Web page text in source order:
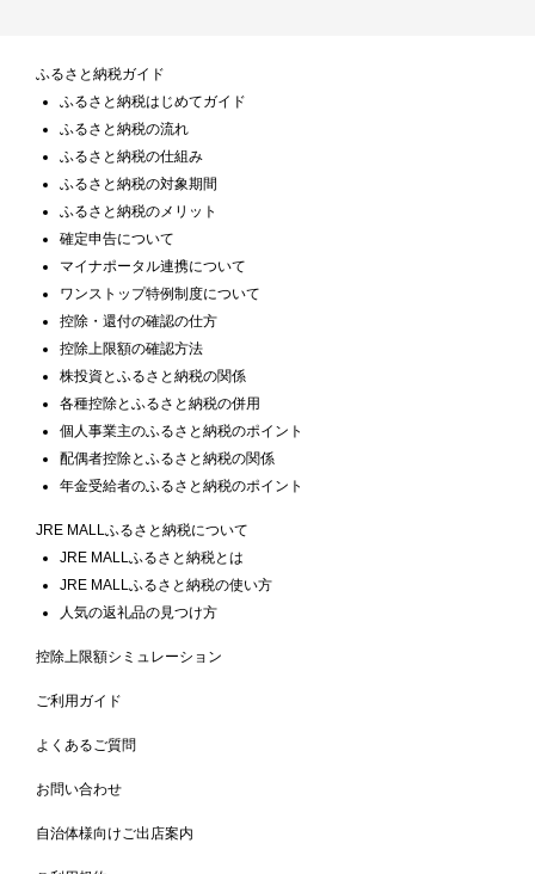
ふるさと納税ガイド
ふるさと納税はじめてガイド
ふるさと納税の流れ
ふるさと納税の仕組み
ふるさと納税の対象期間
ふるさと納税のメリット
確定申告について
マイナポータル連携について
ワンストップ特例制度について
控除・還付の確認の仕方
控除上限額の確認方法
株投資とふるさと納税の関係
各種控除とふるさと納税の併用
個人事業主のふるさと納税のポイント
配偶者控除とふるさと納税の関係
年金受給者のふるさと納税のポイント
JRE MALLふるさと納税について
JRE MALLふるさと納税とは
JRE MALLふるさと納税の使い方
人気の返礼品の見つけ方
控除上限額シミュレーション
ご利用ガイド
よくあるご質問
お問い合わせ
自治体様向けご出店案内